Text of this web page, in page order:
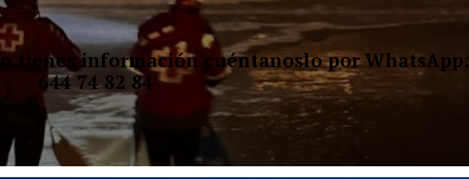
tienes información cuéntanoslo por WhatsApp:
644 74 82 84